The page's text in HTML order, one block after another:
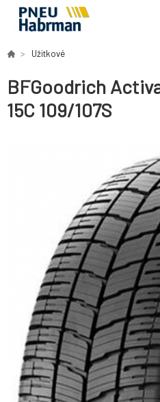
Užitkové
BFGoodrich
15C 109/107S